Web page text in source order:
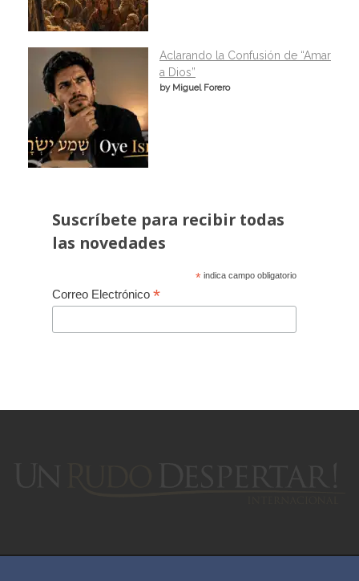
Aclarando la Confusión de “Amar
a Dios”
by Miguel Forero
Suscríbete para recibir todas
las novedades
* indica campo obligatorio
Correo Electrónico *